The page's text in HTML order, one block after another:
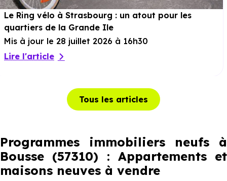
Le Ring vélo à Strasbourg : un atout pour les
quartiers de la Grande Ile
Mis à jour le 28 juillet 2026 à 16h30
Lire l'article
Tous les articles
Programmes immobiliers neufs à
Bousse (57310) : Appartements et
maisons neuves à vendre